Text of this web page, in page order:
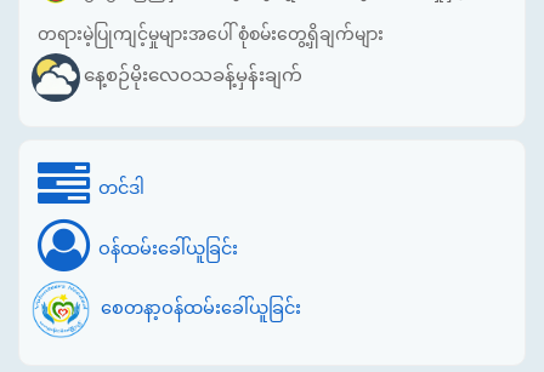
တရားမဲ့ပြုကျင့်မှုများအပေါ် စုံစမ်းတွေ့ရှိချက်များ
နေ့စဉ်မိုးလေဝသခန့်မှန်းချက်
တင်ဒါ
ဝန်ထမ်းခေါ်ယူခြင်း
စေတနာ့ဝန်ထမ်းခေါ်ယူခြင်း